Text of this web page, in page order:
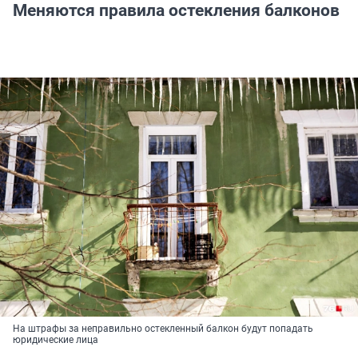
Меняются правила остекления балконов
На штрафы за неправильно остекленный балкон будут попадать
юридические лица